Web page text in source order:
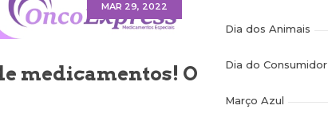
MAR 29, 2022
medicamentos! O
Dia dos Animais
Dia do Consumidor
Março Azul